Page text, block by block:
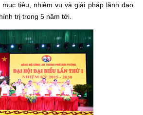
tiêu, nhiệm vụ và giải pháp lãnh đạo
trị trong 5 năm tới.